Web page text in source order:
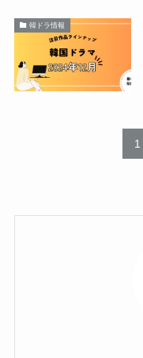
韓ドラ情報
1